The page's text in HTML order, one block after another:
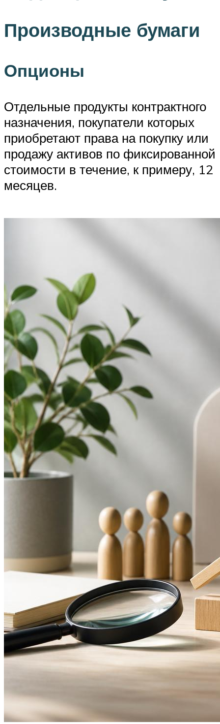
Производные бумаги
Опционы
Отдельные продукты контрактного
назначения, покупатели которых
приобретают права на покупку или
продажу активов по фиксированной
стоимости в течение, к примеру, 12
месяцев.